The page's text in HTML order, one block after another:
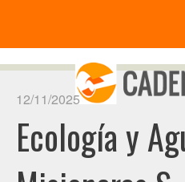
12/11/2025
Ecología y